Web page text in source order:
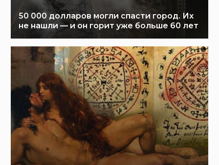
50 000 долларов могли спасти город. Их
не нашли — и он горит уже больше 60 лет